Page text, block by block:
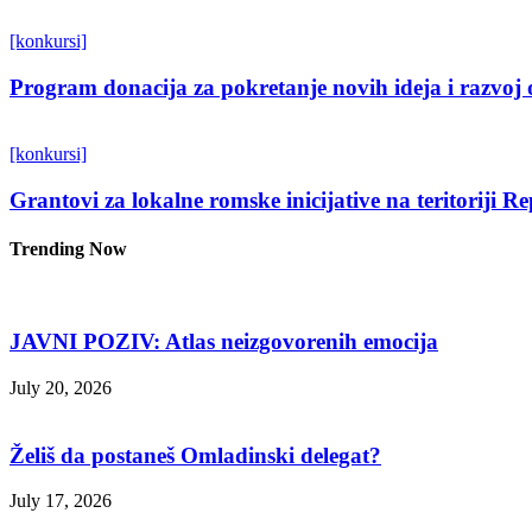
[konkursi]
Program donacija za pokretanje novih ideja i razvoj
[konkursi]
Grantovi za lokalne romske inicijative na teritoriji
Trending Now
JAVNI POZIV: Atlas neizgovorenih emocija
July 20, 2026
Želiš da postaneš Omladinski delegat?
July 17, 2026